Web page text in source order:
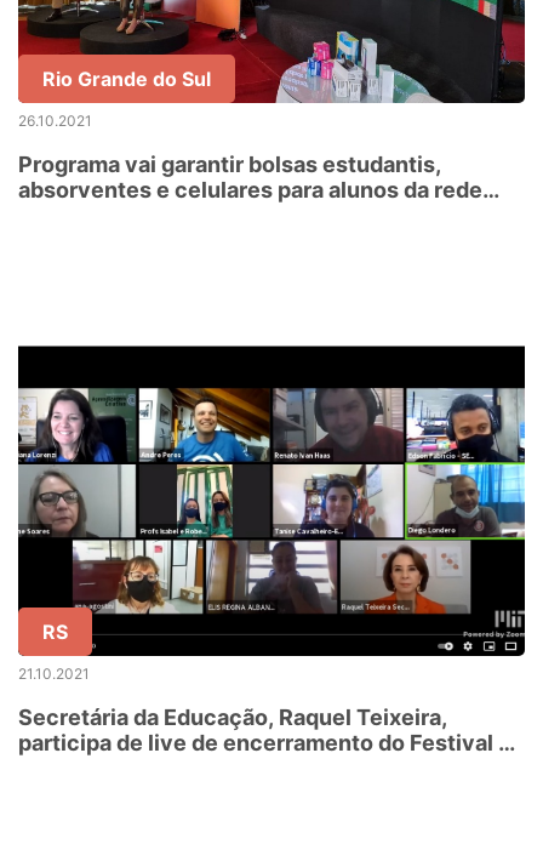
Rio Grande do Sul
26.10.2021
Programa vai garantir bolsas estudantis,
absorventes e celulares para alunos da rede
RS
21.10.2021
Secretária da Educação, Raquel Teixeira,
participa de live de encerramento do Festival de